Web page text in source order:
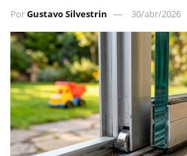
PorGustavo Silvestrin 30/abr/2026